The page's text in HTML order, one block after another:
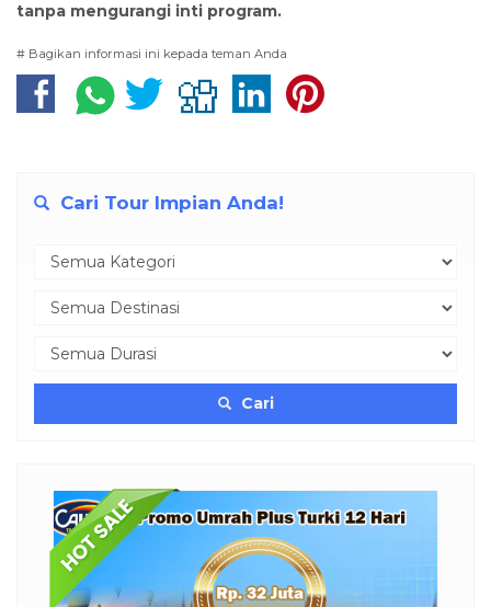
tanpa mengurangi inti program.
# Bagikan informasi ini kepada teman Anda
Cari Tour Impian Anda!
Cari